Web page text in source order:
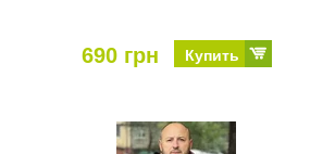
690 грн Купить